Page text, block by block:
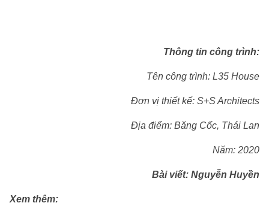
Thông tin công trình:
Tên công trình: L35 House
Đơn vị thiết kế: S+S Architects
Địa điểm: Băng Cốc, Thái Lan
Năm: 2020
Bài viết: Nguyễn Huyền
Xem thêm: